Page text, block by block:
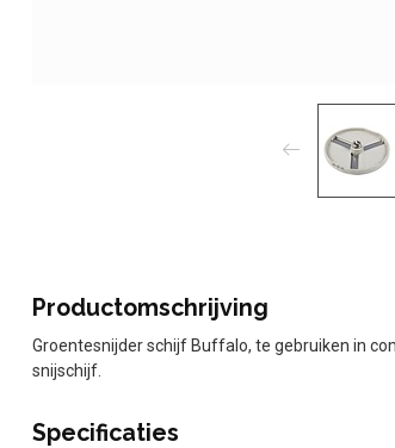
Productomschrijving
Groentesnijder schijf Buffalo, te gebruiken in
snijschijf.
Specificaties